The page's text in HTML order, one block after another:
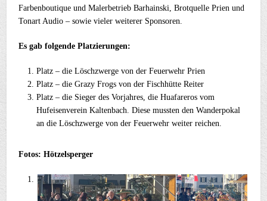
Farbenboutique und Malerbetrieb Barhainski, Brotquelle Prien und
Tonart Audio – sowie vieler weiterer Sponsoren.
Es gab folgende Platzierungen:
Platz – die Löschzwerge von der Feuerwehr Prien
Platz – die Grazy Frogs von der Fischhütte Reiter
Platz – die Sieger des Vorjahres, die Huafareros vom
Hufeisenverein Kaltenbach. Diese mussten den Wanderpokal
an die Löschzwerge von der Feuerwehr weiter reichen.
Fotos: Hötzelsperger